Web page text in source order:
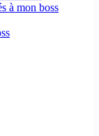
à mon boss